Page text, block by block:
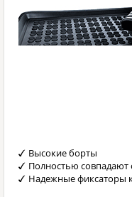
Высокие борты
Полностью совпадают
Надежные фиксаторы